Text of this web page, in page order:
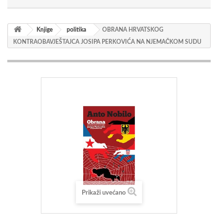
Knjige politika OBRANA HRVATSKOG
KONTRAOBAVJEŠTAJCA JOSIPA PERKOVIĆA NA NJEMAČKOM SUDU
Prikaži uvećano